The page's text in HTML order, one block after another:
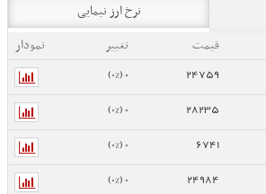
نرخ ارز نیمایی
قیمت تغییر
نمودار
24759
0 (0%)
28235
0 (0%)
6741
0 (0%)
24984
0 (0%)